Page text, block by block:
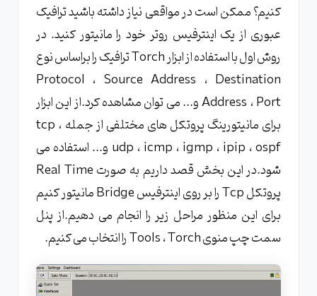
کنیم؟ ممکن است در مواقعی نیاز داشته باشید ترافیک
عبوری از یک اینترفیس روتر خود را مانیتور کنید. در
روش اول با استفاده از ابزار Torch ترافیک را براساس نوع
Protocol ، Source Address ، Destination
Address ، Port و... می توان مشاهده کرد.از این ابزار
برای مانیتورینگ پروتکل های مختلفی از جمله tcp ،
udp ، icmp ، igmp ، ipip ، ospf و... استفاده می
شود.در این بخش قصد داریم به صورت Real Time
پروتکل Tcp را بر روی اینترفیس Bridge مانیتور کنیم
برای این منظور مراحل زیر را انجام می دهیم.از پنل
سمت چپ منوی Tools ، Torch را انتخاب می کنیم.